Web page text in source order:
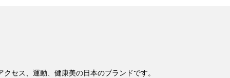
セス、運動、健康美の日本のブランドです。